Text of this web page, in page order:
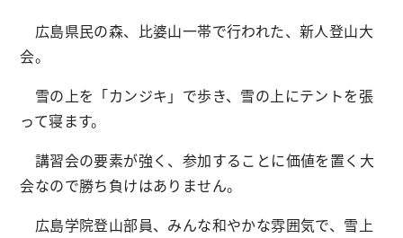
広島県民の森、比婆山一帯で行われた、新人登山大
会。
雪の上を「カンジキ」で歩き、雪の上にテントを張
って寝ます。
講習会の要素が強く、参加することに価値を置く大
会なので勝ち負けはありません。
広島学院登山部員、みんな和やかな雰囲気で、雪上